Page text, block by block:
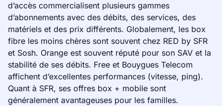
d’accès commercialisent plusieurs gammes
d’abonnements avec des débits, des services, des
matériels et des prix différents. Globalement, les box
fibre les moins chères sont souvent chez RED by SFR
et Sosh. Orange est souvent réputé pour son SAV et la
stabilité de ses débits. Free et Bouygues Telecom
affichent d’excellentes performances (vitesse, ping).
Quant à SFR, ses offres box + mobile sont
généralement avantageuses pour les familles.